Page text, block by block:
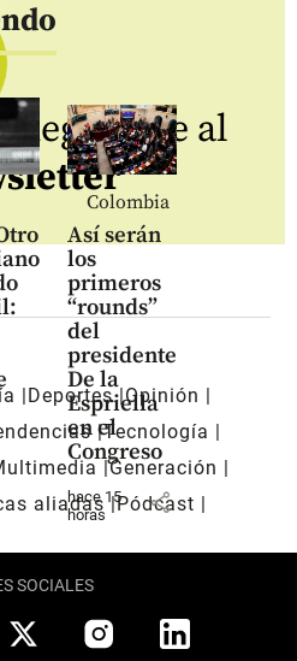
Colombia
Así serán
los
primeros
“rounds”
del
presidente
De la
Espriella
en el
Congreso
hace 15
horas
share
Regístrate al
Deportes Opinión
Tecnología
Generación
aliadas Pódcast
SOCIALES